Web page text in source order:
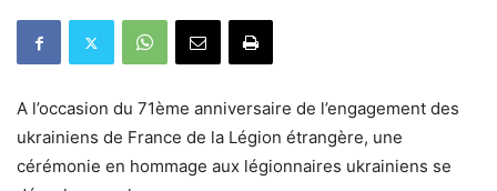
A l’occasion du 71ème anniversaire de l’engagement des
ukrainiens de France de la Légion étrangère, une
cérémonie en hommage aux légionnaires ukrainiens se